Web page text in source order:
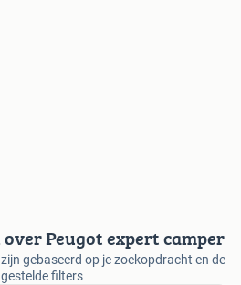
Peugot expert camper
gebaseerd op je zoekopdracht en de
filters